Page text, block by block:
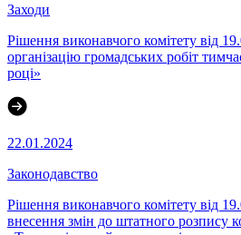
Заходи
Рішення виконавчого комітету від
організацію громадських робіт
році»
22.01.2024
Законодавство
Рішення виконавчого комітету від
внесення змін до штатного розпису